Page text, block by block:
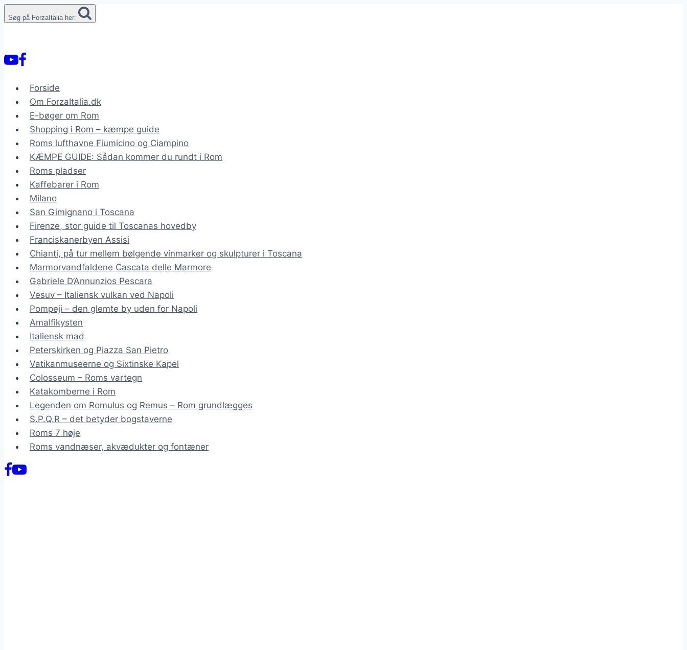
til
Søg på ForzaItalia her:
Forside
Om ForzaItalia.dk
E-bøger om Rom
Shopping i Rom – kæmpe guide
Roms lufthavne Fiumicino og Ciampino
KÆMPE GUIDE: Sådan kommer du rundt i Rom
Roms pladser
Kaffebarer i Rom
Milano
San Gimignano i Toscana
Firenze, stor guide til Toscanas hovedby
Franciskanerbyen Assisi
Chianti, på tur mellem bølgende vinmarker og skulpturer i Toscana
Marmorvandfaldene Cascata delle Marmore
Gabriele D’Annunzios Pescara
Vesuv – Italiensk vulkan ved Napoli
Pompeji – den glemte by uden for Napoli
Amalfikysten
Italiensk mad
Peterskirken og Piazza San Pietro
Vatikanmuseerne og Sixtinske Kapel
Colosseum – Roms vartegn
Katakomberne i Rom
Legenden om Romulus og Remus – Rom grundlægges
S.P.Q.R – det betyder bogstaverne
Roms 7 høje
Roms vandnæser, akvædukter og fontæner